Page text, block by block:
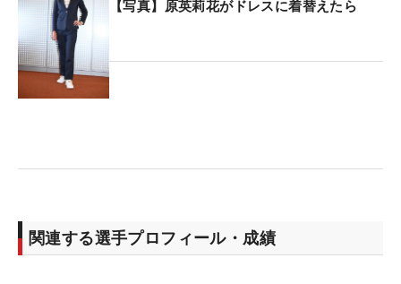
【写真】原英莉花がドレスに着替えたら
関連する選手プロフィール・成績